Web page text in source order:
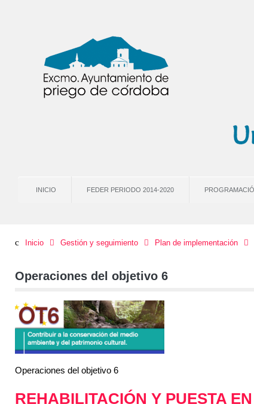
INICIO FEDER PERIODO 2014-2020
Inicio Gestión y seguimiento Plan de implementación
Operaciones del objetivo 6
Operaciones del objetivo 6
REHABILITACIÓN Y PUESTA